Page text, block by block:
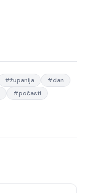
#županija #dan
#počasti